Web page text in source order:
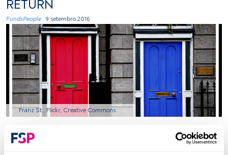
RETURN
FundsPeople . 9 setembro 2016
Franz St., Flickr, Creative Commons